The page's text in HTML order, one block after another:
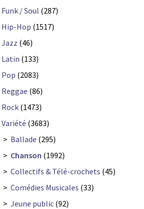
Funk / Soul (287)
Hip-Hop (1517)
Jazz (46)
Latin (133)
Pop (2083)
Reggae (86)
Rock (1473)
Variété (3683)
> Ballade (295)
> Chanson (1992)
> Collectifs & Télé-crochets (45)
> Comédies Musicales (33)
> Jeune public (92)